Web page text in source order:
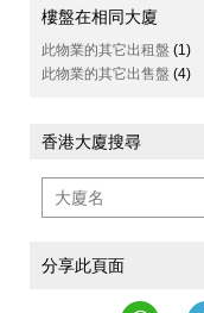
樓盤在相同大廈
此物業的其它出租盤 (1)
此物業的其它出售盤 (4)
香港大廈搜尋
分享此頁面